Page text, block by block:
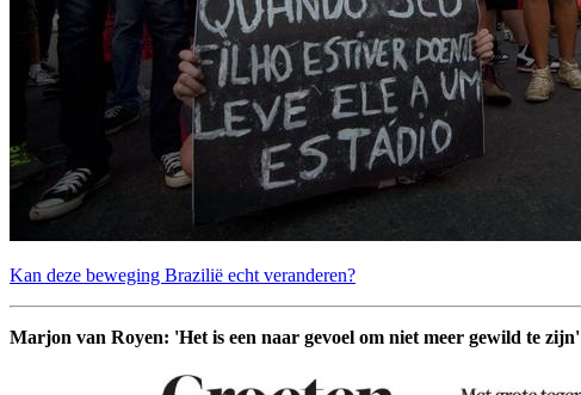
Kan deze beweging Brazilië echt veranderen?
Marjon van Royen: 'Het is een naar gevoel om niet meer gewild te zijn'